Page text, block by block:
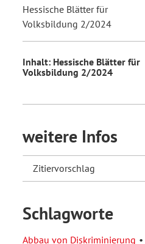
Hessische Blätter für
Volksbildung 2/2024
Inhalt: Hessische Blätter für
Volksbildung 2/2024
weitere Infos
Zitiervorschlag
Schlagworte
Abbau von Diskriminierung